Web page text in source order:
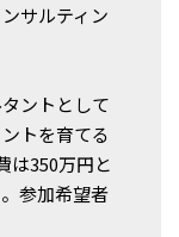
サルティン
ントとして
トを育てる
は350万円と
参加希望者